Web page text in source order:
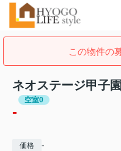
この物件の
ネオステージ甲子
空室0
-
価格 -